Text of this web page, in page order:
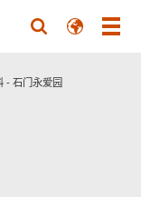
- 石门永爱园